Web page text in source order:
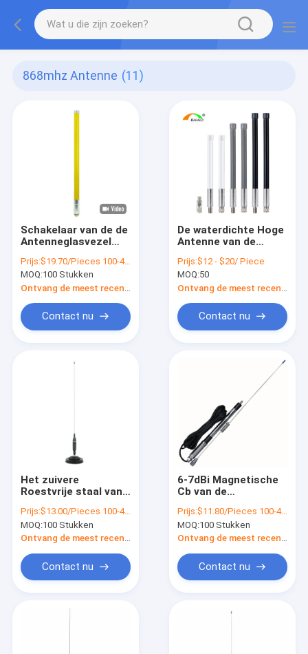
868mhz Antenne (11)
Schakelaar van de de
Antenneglasvezel
waterbewijs de
Richting868mhz
Prijs:$19.70/Pieces 100-499 Pieces
MOQ:100 Stukken
Contact nu
De waterdichte Hoge
Antenne van de
10dBi de antenne van
868 Mhz-PCB
Prijs:$12 - $20/ Piece
MOQ:50
Contact nu
Het zuivere
Roestvrije staal van
BAND Mobiele
868mhz Antenne van
het Koperelement
Prijs:$13.00/Pieces 100-499 Pieces
MOQ:100 Stukken
Contact nu
6-7dBi Magnetische
Cb van de
Antenne Antenne
voor de Lente Radio
Ruw Milieu
Prijs:$11.80/Pieces 100-499 Pieces
MOQ:100 Stukken
Contact nu